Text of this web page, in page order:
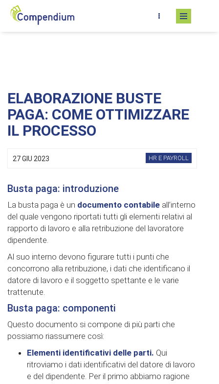
Salta al contenuto principale
ELABORAZIONE BUSTE
PAGA: COME OTTIMIZZARE
IL PROCESSO
27 GIU 2023 HR E PAYROLL
Busta paga: introduzione
La busta paga è un documento contabile all’interno
del quale vengono riportati tutti gli elementi relativi al
rapporto di lavoro e alla retribuzione del lavoratore
dipendente.
Al suo interno devono figurare tutti i punti che
concorrono alla retribuzione, i dati che identificano il
datore di lavoro e il soggetto spettante e le varie
trattenute.
Busta paga: componenti
Questo documento si compone di più parti che
possiamo riassumere così:
Elementi identificativi delle parti. Qui
ritroviamo i dati identificativi del datore di lavoro
e del dipendente. Per il primo abbiamo ragione